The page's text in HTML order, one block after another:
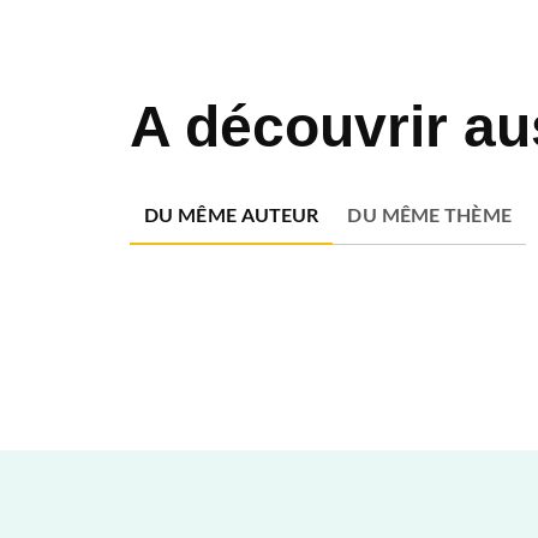
A découvrir
DU MÊME AUTEUR DU MÊME THÈME